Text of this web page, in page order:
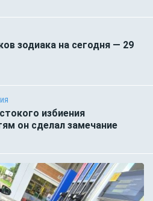
зодиака на сегодня — 29
избиения
он сделал замечание